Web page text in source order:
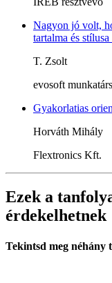
Nagyon jó volt,
tartalma és
T. Zsolt
evosoft
Gyakorlatias
Horváth Mihály
Flextronics Kft.
Ezek a
érdekelhetnek
Tekintsd meg néhány